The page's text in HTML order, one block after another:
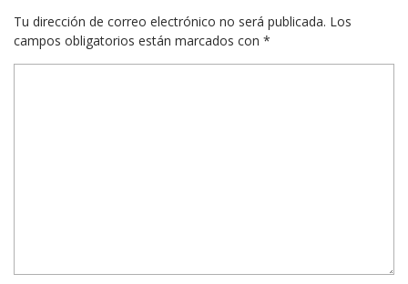
Tu dirección de correo electrónico no será publicada. Los
campos obligatorios están marcados con *